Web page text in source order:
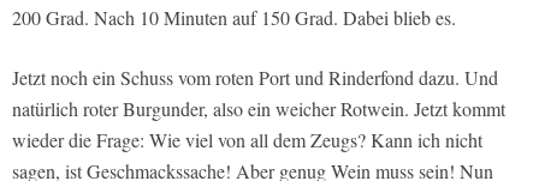
200 Grad. Nach 10 Minuten auf 150 Grad. Dabei blieb es.
Jetzt noch ein Schuss vom roten Port und Rinderfond dazu. Und
natürlich roter Burgunder, also ein weicher Rotwein. Jetzt kommt
wieder die Frage: Wie viel von all dem Zeugs? Kann ich nicht
sagen, ist Geschmackssache! Aber genug Wein muss sein! Nun